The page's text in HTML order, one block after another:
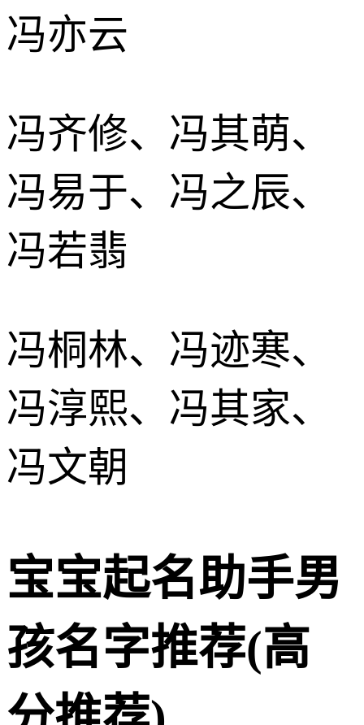
冯亦云
冯齐修、冯其萌、
冯易于、冯之辰、
冯若翡
冯桐林、冯迹寒、
冯淳熙、冯其家、
冯文朝
宝宝起名助手男
孩名字推荐(高